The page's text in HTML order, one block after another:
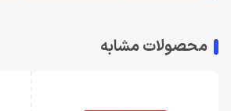
محصولات مشابه